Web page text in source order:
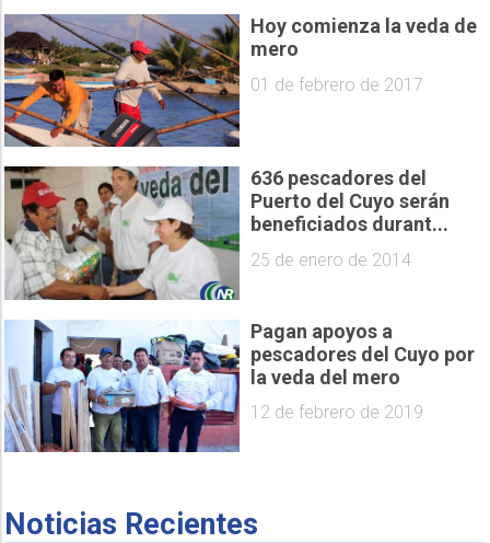
Hoy comienza la veda de
mero
01 de febrero de 2017
636 pescadores del
Puerto del Cuyo serán
beneficiados durant...
25 de enero de 2014
Pagan apoyos a
pescadores del Cuyo por
la veda del mero
12 de febrero de 2019
Noticias Recientes